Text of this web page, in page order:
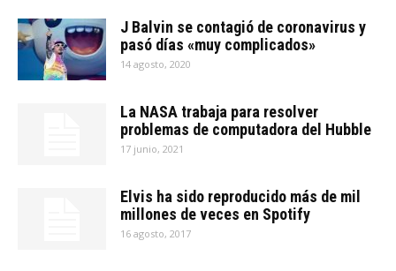
J Balvin se contagió de coronavirus y
pasó días «muy complicados»
14 agosto, 2020
La NASA trabaja para resolver
problemas de computadora del Hubble
17 junio, 2021
Elvis ha sido reproducido más de mil
millones de veces en Spotify
16 agosto, 2017